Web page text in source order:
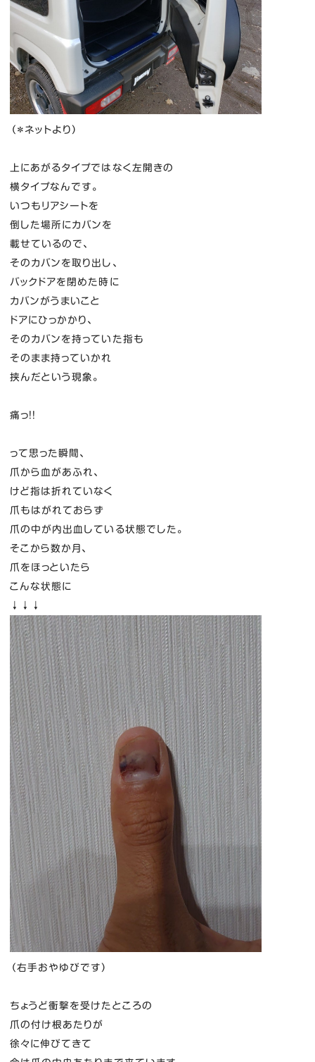
（＊ネットより）
上にあがるタイプではなく左開きの
横タイプなんです。
いつもリアシートを
倒した場所にカバンを
載せているので、
そのカバンを取り出し、
バックドアを閉めた時に
カバンがうまいこと
ドアにひっかかり、
そのカバンを持っていた指も
そのまま持っていかれ
挟んだという現象。
痛っ！！
って思った瞬間、
爪から血があふれ、
けど指は折れていなく
爪もはがれておらず
爪の中が内出血している状態でした。
そこから数か月、
爪をほっといたら
こんな状態に
↓↓↓
（右手おやゆびです）
ちょうど衝撃を受けたところの
爪の付け根あたりが
徐々に伸びてきて